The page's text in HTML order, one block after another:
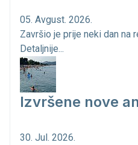
05. Avgust. 2026.
Završio je prije neki dan na
Detaljnije...
Izvršene nove
30. Jul. 2026.